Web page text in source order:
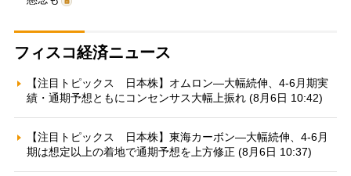
フィスコ経済ニュース
【注目トピックス 日本株】オムロン—大幅続伸、4-6月期実
績・通期予想ともにコンセンサス大幅上振れ (8月6日 10:42)
【注目トピックス 日本株】東海カーボン—大幅続伸、4-6月
期は想定以上の着地で通期予想を上方修正 (8月6日 10:37)